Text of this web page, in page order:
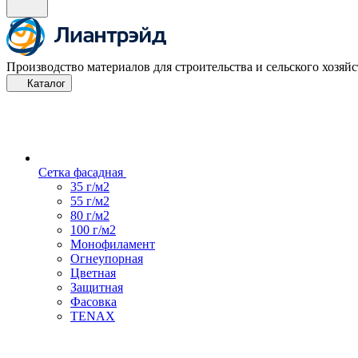
Производство материалов для строительства и сельского
Каталог
Сетка фасадная
35 г/м2
55 г/м2
80 г/м2
100 г/м2
Монофиламент
Огнеупорная
Цветная
Защитная
Фасовка
TENAX